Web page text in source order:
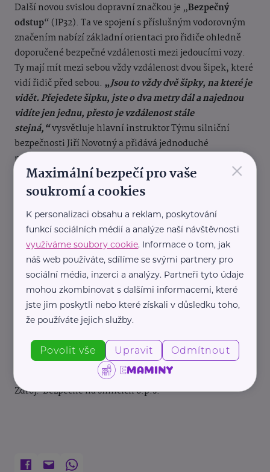
Další novou svislou dopravní značkou je „Bezpečný
odstup“ (IP32). Ta ve spojení s příslušným vodorovným
značením nabízí základní orientaci pro řidiče ohledně
doporučené bezpečné vzdálenosti mezi jedoucími vozy.
Ty mají mít mezi sebou vždy vzdálenost dvou šipek, které
vidí řidič před sebou. „Jsou to vždy dvě šipky, na které je
vidět. Přejedete šipku, jste o dva metry dál a najednou
vidíte jen jednu, přesto je vzdálenost stále
stejná,“vysvětluje hlavní instruktor Týmu silniční
bezpečnosti Jiří Novotný a přidává jednoduché
pravidlo:
takovou vzdálenost, kterou ujedou při dané rychlosti za
dvě sekundy.“
Do „rodiny“ značek „K+R“ a „P+R“ přibyla „P+D“
(IP13F), tedyPark and Drive . Je to obdoba značky P+R, s
tím rozdílem, že po zaparkování nepřestoupíte do MHD.
Nová značka totiž označujeparkoviště, na kterých řidič
odstaví vůz, a dál pokračuje jako spolujezdec v jiném
autě. Jednoduše řečeno, nebude měnit způsob přepravy,
pouze bude pokračovat do cíle v rámci spolujízdy. Nově
jsou také zavedeny piktogramy pro elektrokoloběžky i
elektroautomobily.
Zdroj: Bezpečně na silnicích o.p.s.
×
Maximální bezpečí pro vaše
soukromí a cookies
K personalizaci obsahu a reklam, poskytování
funkcí sociálních médií a analýze naší návštěvnosti
využíváme soubory cookie. Informace o tom, jak
náš web používáte, sdílíme se svými partnery pro
sociální média, inzerci a analýzy. Partneři tyto údaje
mohou zkombinovat s dalšími informacemi, které
jste jim poskytli nebo které získali v důsledku toho,
že používáte jejich služby.
Povolit vše Upravit Odmítnout